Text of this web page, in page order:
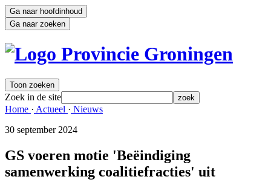
Ga naar hoofdinhoud
Ga naar zoeken
Toon zoeken
Zoek in de site zoek
Home · Actueel · Nieuws
30 september 2024
GS voeren motie 'Beëindiging
samenwerking coalitiefracties' uit